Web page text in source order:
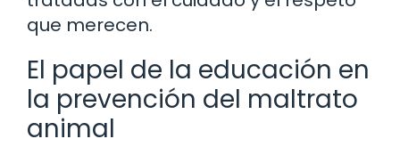
que merecen.
El papel de la educación en
la prevención del maltrato
animal